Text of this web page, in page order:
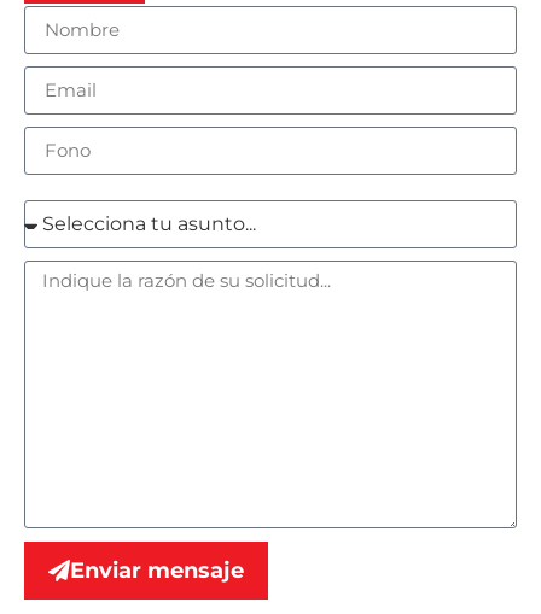
Enviar mensaje